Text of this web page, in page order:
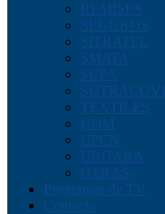
REMISES
SEGUROS
SITRATEL
SMATA
SUPA
SUTRACOVI
TEXTILES
UOM
UPCN
URGARA
OTRAS
Programas de TV
Contacto